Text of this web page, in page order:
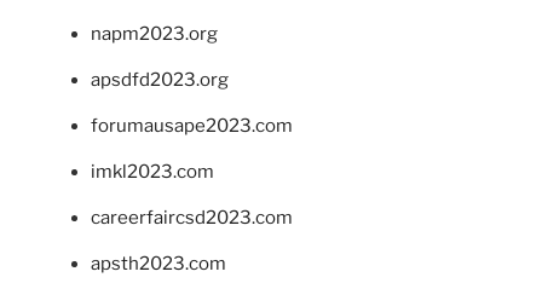
napm2023.org
apsdfd2023.org
forumausape2023.com
imkl2023.com
careerfaircsd2023.com
apsth2023.com